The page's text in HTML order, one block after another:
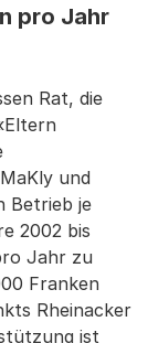
pro Jahr
Rat, die
und
Betrieb je
2002 bis
Jahr zu
Franken
Rheinacker
ist